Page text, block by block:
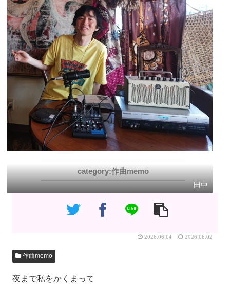
作曲memo
田中
2026.06.04 2026.06.02
作曲memo
夜まで私をかくまって